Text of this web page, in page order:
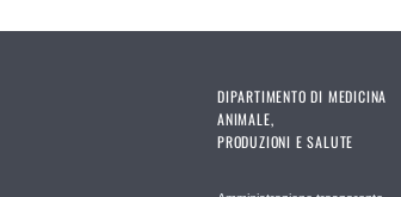
DIPARTIMENTO DI MEDICINA
ANIMALE,
PRODUZIONI E SALUTE